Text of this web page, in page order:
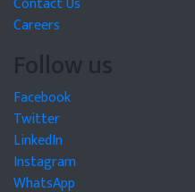
Careers
Follow us
Facebook
Twitter
LinkedIn
Instagram
WhatsApp